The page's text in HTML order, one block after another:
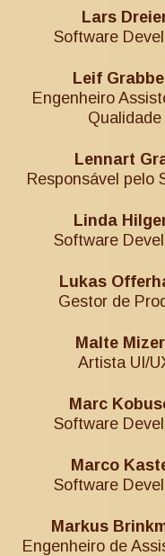
Lars
Software
Leif
Engenheiro
Qualidade
Lennart
Responsável pelo
Linda
Software
Lukas
Gestor de
Malte
Artista UI/
Marc
Software
Marco
Software
Markus
Engenheiro de